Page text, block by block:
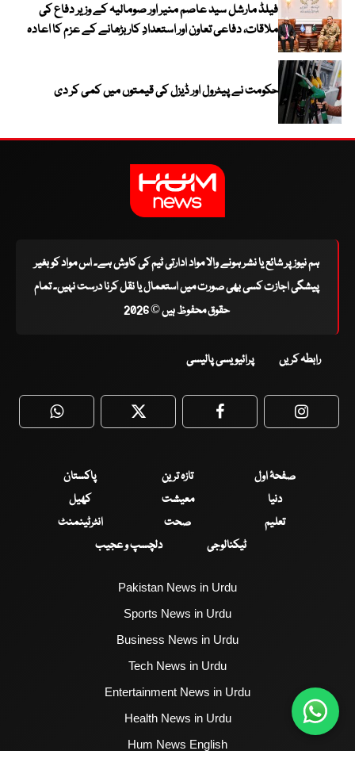
فیلڈ مارشل سید عاصم منیر اور صومالیہ کے وزیر دفاع کی
ملاقات، دفاعی تعاون اور استعدادِ کار بڑھانے کے عزم کا اعادہ
حکومت نے پیٹرول اور ڈیزل کی قیمتوں میں کمی کر دی
ہم نیوز پر شائع یا نشر ہونے والا مواد ادارتی ٹیم کی کاوش ہے۔ اس مواد کو بغیر
پیشگی اجازت کسی بھی صورت میں استعمال یا نقل کرنا درست نہیں۔ تمام
حقوق محفوظ ہیں © 2026
رابطہ کریں پرائیویسی پالیسی
WhatsApp Twitter Facebook
صفحۂ اول تازہ ترین
پاکستان
دنیا
معیشت
کھیل
تعلیم
صحت
انٹرٹینمنٹ
ٹیکنالوجی
دلچسپ و عجیب
Pakistan News in Urdu
Sports News in Urdu
Business News in Urdu
Tech News in Urdu
Entertainment News in Urdu
Health News in Urdu
Hum News English